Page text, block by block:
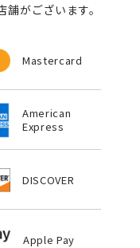
がございます。
Mastercard
American
Express
DISCOVER
Apple Pay